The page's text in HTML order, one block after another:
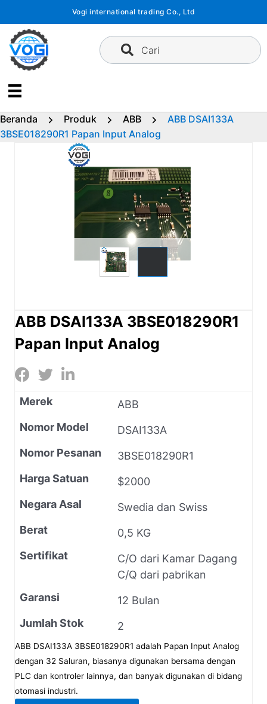
konten
Vogi international trading Co., Ltd
Cari
Beranda Produk ABB
ABB DSAI133A
3BSE018290R1 Papan Input Analog
ABB DSAI133A 3BSE018290R1
Papan Input Analog
Merek
ABB
Nomor Model
DSAI133A
Nomor Pesanan
3BSE018290R1
Harga Satuan
$2000
Negara Asal
Swedia dan Swiss
Berat
0,5 KG
Sertifikat
C/O dari Kamar Dagang
C/Q dari pabrikan
Garansi
12 Bulan
Jumlah Stok
2
ABB DSAI133A 3BSE018290R1 adalah Papan Input Analog
dengan 32 Saluran, biasanya digunakan bersama dengan
PLC dan kontroler lainnya, dan banyak digunakan di bidang
otomasi industri.